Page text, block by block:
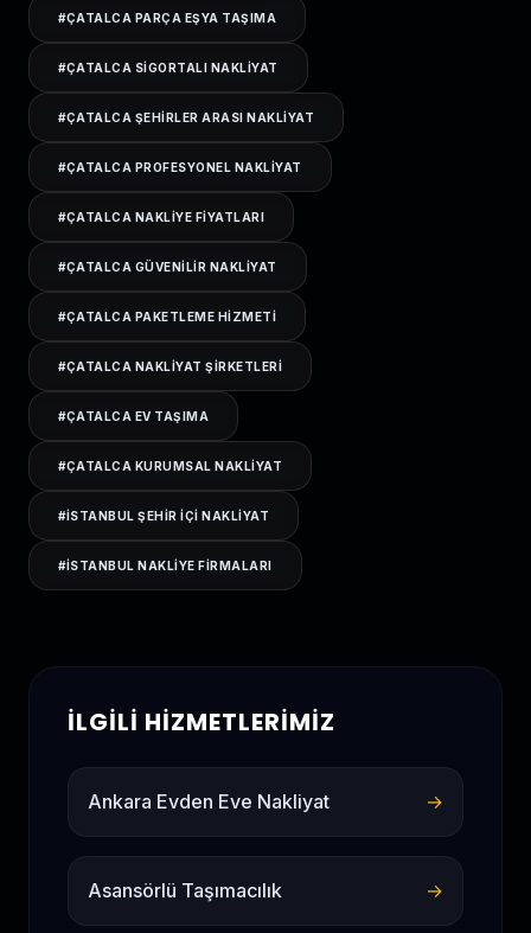
#ÇATALCA PARÇA EŞYA TAŞIMA
#ÇATALCA SIGORTALI NAKLIYAT
#ÇATALCA ŞEHIRLER ARASI NAKLIYAT
#ÇATALCA PROFESYONEL NAKLIYAT
#ÇATALCA NAKLIYE FIYATLARI
#ÇATALCA GÜVENILIR NAKLIYAT
#ÇATALCA PAKETLEME HIZMETI
#ÇATALCA NAKLIYAT ŞIRKETLERI
#ÇATALCA EV TAŞIMA
#ÇATALCA KURUMSAL NAKLIYAT
#ISTANBUL ŞEHIR IÇI NAKLIYAT
#ISTANBUL NAKLIYE FIRMALARI
İLGILI HIZMETLERIMIZ
Ankara Evden Eve Nakliyat →
Asansörlü Taşımacılık →